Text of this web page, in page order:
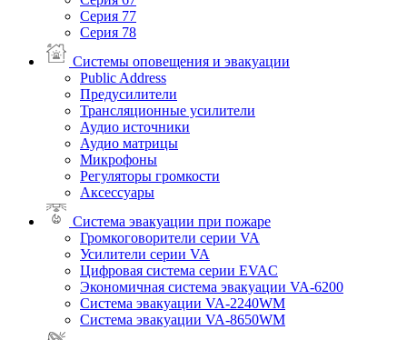
Серия 77
Серия 78
Системы оповещения и эвакуации
Public Address
Предусилители
Трансляционные усилители
Аудио источники
Аудио матрицы
Микрофоны
Регуляторы громкости
Аксессуары
Система эвакуации при пожаре
Громкоговорители серии VA
Усилители серии VA
Цифровая система серии EVAC
Экономичная система эвакуации VA-6200
Система эвакуации VA-2240WM
Система эвакуации VA-8650WM